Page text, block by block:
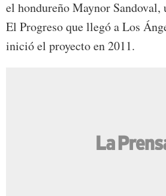
el hondureño Maynor Sandoval,
El Progreso que llegó a Los
inició el proyecto en 2011.